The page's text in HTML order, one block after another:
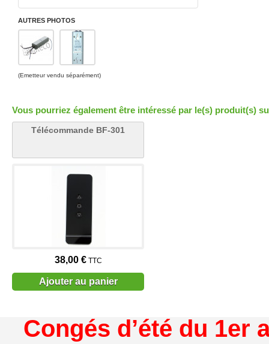
AUTRES PHOTOS
(Emetteur vendu séparément)
Vous pourriez également être intéressé par le(s) produit(s)
Télécommande BF-301
38,00 €TTC
Ajouter au panier
Congés d’été du 1er